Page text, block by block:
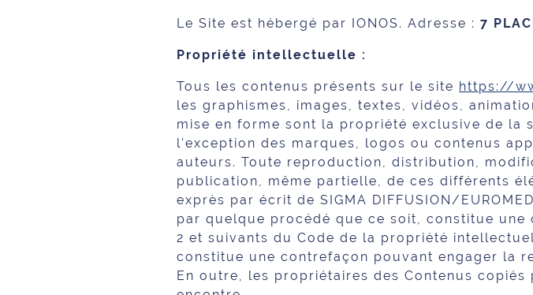
Le Site est hébergé par IONOS. Adresse : 7
Propriété intellectuelle :
Tous les contenus présents sur le site https://
les graphismes, images, textes, vidéos,
mise en forme sont la propriété exclusive de la
l'exception des marques, logos ou contenus
auteurs. Toute reproduction, distribution,
publication, même partielle, de ces différents
exprès par écrit de SIGMA DIFFUSION/
par quelque procédé que ce soit, constitue
2 et suivants du Code de la propriété
constitue une contrefaçon pouvant engager la
En outre, les propriétaires des Contenus